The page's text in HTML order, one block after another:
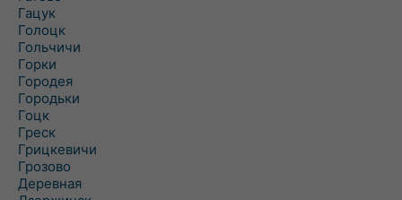
Гацук
Голоцк
Гольчичи
Горки
Городея
Городьки
Гоцк
Греск
Грицкевичи
Грозово
Деревная